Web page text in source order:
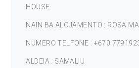
HOUSE
NAIN BA ALOJAMENTO : ROSA
NUMERO TELFONE : +670
ALDEIA : SAMALIU